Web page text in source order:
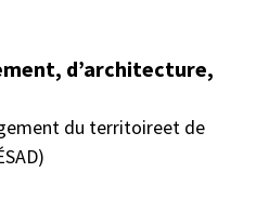
d’architecture,
du territoireet de